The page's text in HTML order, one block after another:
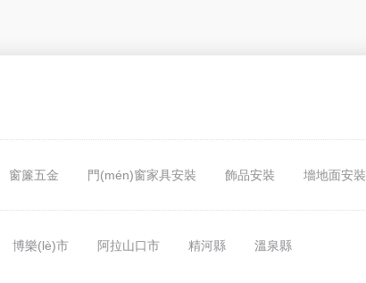
窗簾五金 門(mén)窗家具安裝 飾品安裝 墻地面安裝
博樂(lè)市 阿拉山口市 精河縣 溫泉縣